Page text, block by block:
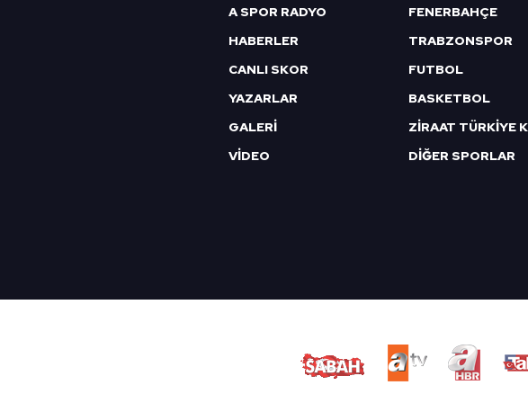
A SPOR RADYO
HABERLER
CANLI SKOR
YAZARLAR
GALERİ
VİDEO
FENERBAHÇE
TRABZONSPOR
FUTBOL
BASKETBOL
DİĞER SPORLAR